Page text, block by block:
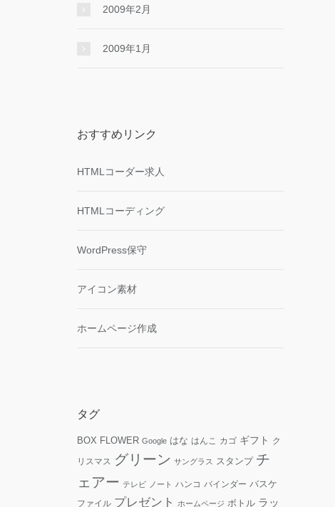
2009年2月
2009年1月
おすすめリンク
HTMLコーダー求人
HTMLコーディング
WordPress保守
アイコン素材
ホームページ作成
タグ
BOX FLOWER Google はな はんこ カゴ ギフト ク
リスマス グリーン サングラス スタンプ チ
ェアー テレビ ノート ハンコ バインダー バスケ
ファイル プレゼント ホームページ ボトル ラッ